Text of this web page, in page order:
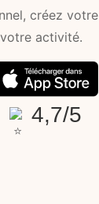
créez votre
activité.
4,7/5